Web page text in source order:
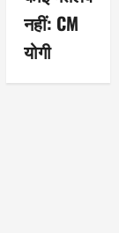
नहीं: CM
योगी